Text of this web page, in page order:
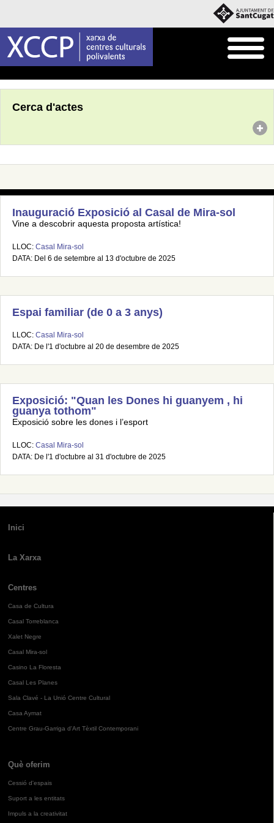
Cerca d'actes
Inauguració Exposició al Casal de Mira-sol
Vine a descobrir aquesta proposta artística!
LLOC: Casal Mira-sol
DATA: Del 6 de setembre al 13 d'octubre de 2025
Espai familiar (de 0 a 3 anys)
LLOC: Casal Mira-sol
DATA: De l'1 d'octubre al 20 de desembre de 2025
Exposició: "Quan les Dones hi guanyem , hi
guanya tothom"
Exposició sobre les dones i l’esport
LLOC: Casal Mira-sol
DATA: De l'1 d'octubre al 31 d'octubre de 2025
Inici
La Xarxa
Centres
Casa de Cultura
Casal Torreblanca
Xalet Negre
Casal Mira-sol
Casino La Floresta
Casal Les Planes
Sala Clavé - La Unió Centre Cultural
Casa Aymat
Centre Grau-Garriga d'Art Tèxtil Contemporani
Què oferim
Cessió d'espais
Suport a les entitats
Impuls a la creativitat